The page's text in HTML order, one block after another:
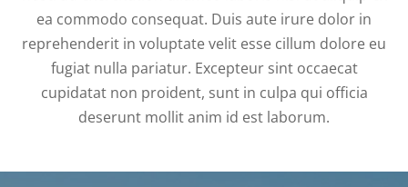
ea commodo consequat. Duis aute irure dolor in
reprehenderit in voluptate velit esse cillum dolore eu
fugiat nulla pariatur. Excepteur sint occaecat
cupidatat non proident, sunt in culpa qui officia
deserunt mollit anim id est laborum.